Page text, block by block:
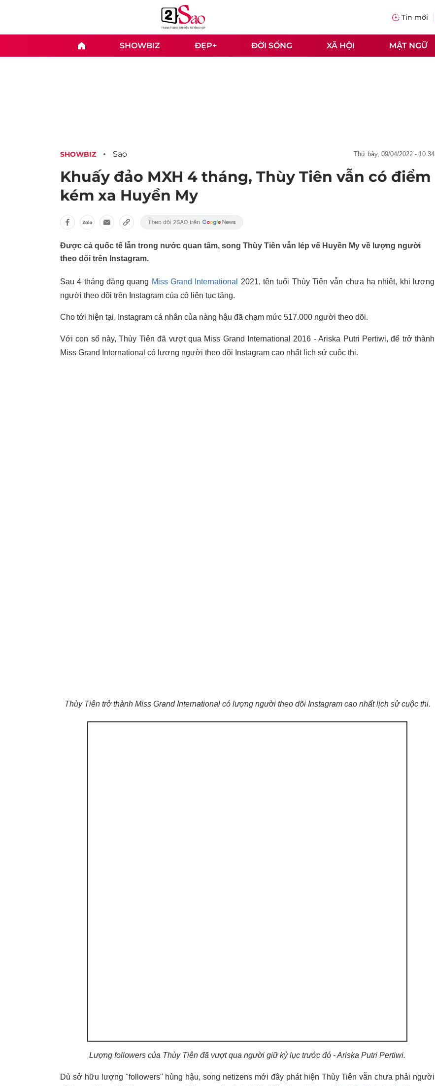
Tin mới
SHOWBIZ ĐẸP+ ĐỜI SỐNG XÃ HỘI MẬT NGỮ
SHOWBIZ Sao thứ bảy, 09/04/2022 - 10:34
Khuấy đảo MXH 4 tháng, Thùy Tiên vẫn có điểm
kém xa Huyền My
Được cả quốc tế lẫn trong nước quan tâm, song Thùy Tiên vẫn lép vế Huyền My về lượng người
theo dõi trên Instagram.
Sau 4 tháng đăng quang Miss Grand International
2021, tên tuổi Thùy Tiên vẫn chưa hạ nhiệt, khi lượng
người theo dõi trên Instagram của cô liên tục tăng.
Cho tới hiện tại, Instagram cá nhân của nàng hậu đã chạm mức 517.000 người theo dõi.
Với con số này, Thùy Tiên đã vượt qua Miss Grand International 2016 - Ariska Putri Pertiwi, để trở thành
Miss Grand International có lượng người theo dõi Instagram cao nhất lịch sử cuộc thi.
Thùy Tiên trở thành Miss Grand International có lượng người theo dõi Instagram cao nhất lịch sử cuộc thi.
Lượng followers của Thùy Tiên đã vượt qua người giữ kỷ lục trước đó - Ariska Putri Pertiwi.
Dù sở hữu lượng "followers" hùng hậu, song netizens mới đây phát hiện Thùy Tiên vẫn chưa phải người